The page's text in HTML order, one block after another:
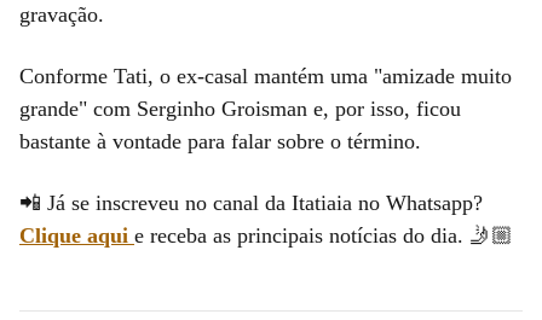
gravação.
Conforme Tati, o ex-casal mantém uma "amizade muito
grande" com Serginho Groisman e, por isso, ficou
bastante à vontade para falar sobre o término.
📲 Já se inscreveu no canal da Itatiaia no Whatsapp?
Clique aqui e receba as principais notícias do dia. 🤳🏼